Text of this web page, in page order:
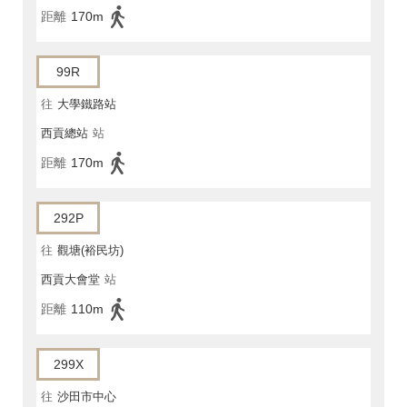
距離 170m
99R
往 大學鐵路站
西貢總站 站
距離 170m
292P
往 觀塘(裕民坊)
西貢大會堂 站
距離 110m
299X
往 沙田市中心